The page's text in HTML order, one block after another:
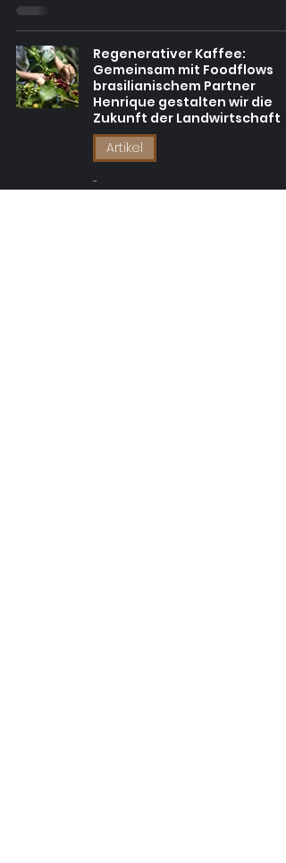
Regenerativer Kaffee:
Gemeinsam mit Foodflows
brasilianischem Partner
Henrique gestalten wir die
Zukunft der Landwirtschaft
Artikel
-